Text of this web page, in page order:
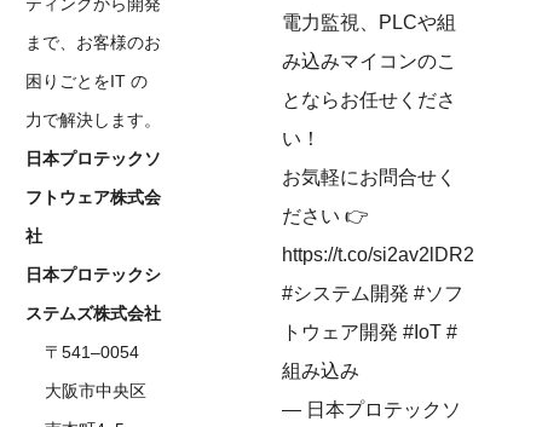
まで、お客様のお
困りごとをIT の
力で解決します。
日本プロテックソ
フトウェア株式会
社
日本プロテックシ
ステムズ株式会社
〒541–0054
大阪市中央区
電力監視、PLCや組
み込みマイコンのこ
とならお任せくださ
い！
お気軽にお問合せく
ださい 👉
https://t.co/si2av2lDR2
#システム開発 #ソフ
トウェア開発 #IoT #
組み込み
— 日本プロテックソ